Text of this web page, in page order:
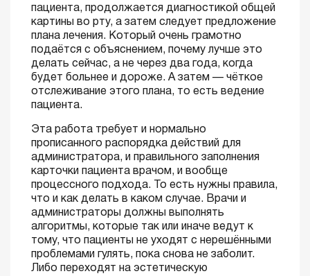
пациента, продолжается диагностикой общей
картины во рту, а затем следует предложение
плана лечения. Который очень грамотно
подаётся с объяснением, почему лучше это
делать сейчас, а не через два года, когда
будет больнее и дороже. А затем — чёткое
отслеживание этого плана, то есть ведение
пациента.
Эта работа требует и нормально
прописанного распорядка действий для
администратора, и правильного заполнения
карточки пациента врачом, и вообще
процессного подхода. То есть нужны правила,
что и как делать в каком случае. Врачи и
администраторы должны выполнять
алгоритмы, которые так или иначе ведут к
тому, что пациенты не уходят с нерешёнными
проблемами гулять, пока снова не заболит.
Либо переходят на эстетическую